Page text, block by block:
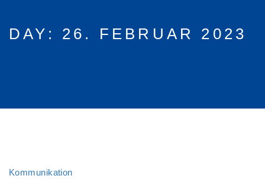
DAY: 26. FEBRUAR 2023
Kommunikation